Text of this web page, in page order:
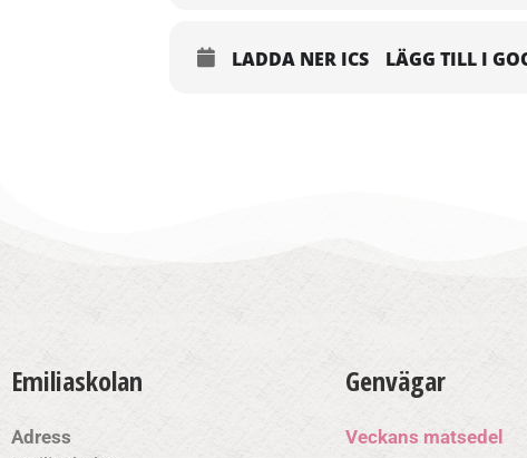
LADDA NER ICS LÄGG TILL I
Emiliaskolan
Adress
Genvägar
Veckans matsedel